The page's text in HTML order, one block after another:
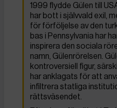
1999 flydde Gülen till
har bott i självvald exil,
för förföljelse av den
bas i Pennsylvania har
inspirera den sociala
namn, Gülenrörelsen.
kontroversiell figur,
har anklagats för att
infiltrera statliga
rättsväsendet.